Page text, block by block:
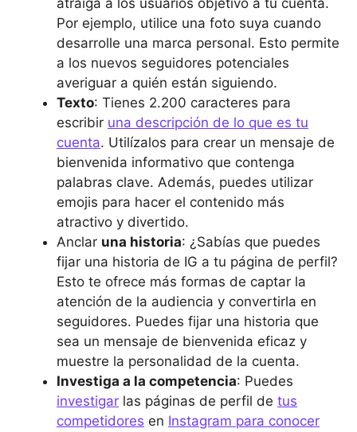
atraiga a los usuarios objetivo a tu cuenta.
Por ejemplo, utilice una foto suya cuando
desarrolle una marca personal. Esto permite
a los nuevos seguidores potenciales
averiguar a quién están siguiendo.
Texto: Tienes 2.200 caracteres para
escribir una descripción de lo que es tu
cuenta. Utilízalos para crear un mensaje de
bienvenida informativo que contenga
palabras clave. Además, puedes utilizar
emojis para hacer el contenido más
atractivo y divertido.
Anclar una historia: ¿Sabías que puedes
fijar una historia de IG a tu página de perfil?
Esto te ofrece más formas de captar la
atención de la audiencia y convertirla en
seguidores. Puedes fijar una historia que
sea un mensaje de bienvenida eficaz y
muestre la personalidad de la cuenta.
Investiga a la competencia: Puedes
investigar las páginas de perfil de tus
competidores en Instagram para conocer